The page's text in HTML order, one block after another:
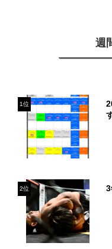
週
1位
2位 3